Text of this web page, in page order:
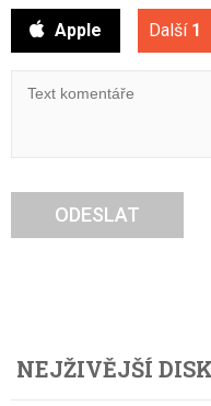
Apple Další 1
ODESLAT
NEJŽIVĚJŠÍ